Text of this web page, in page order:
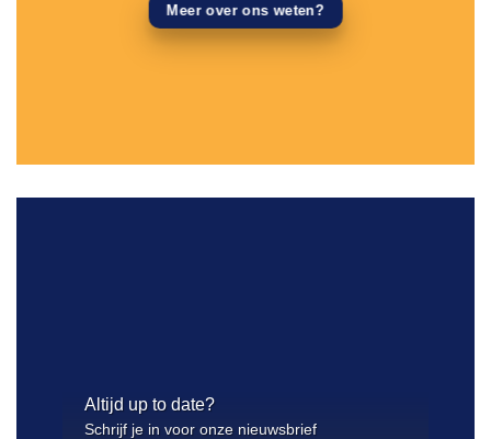
Meer over ons weten?
Altijd up to date?
Schrijf je in voor onze nieuwsbrief